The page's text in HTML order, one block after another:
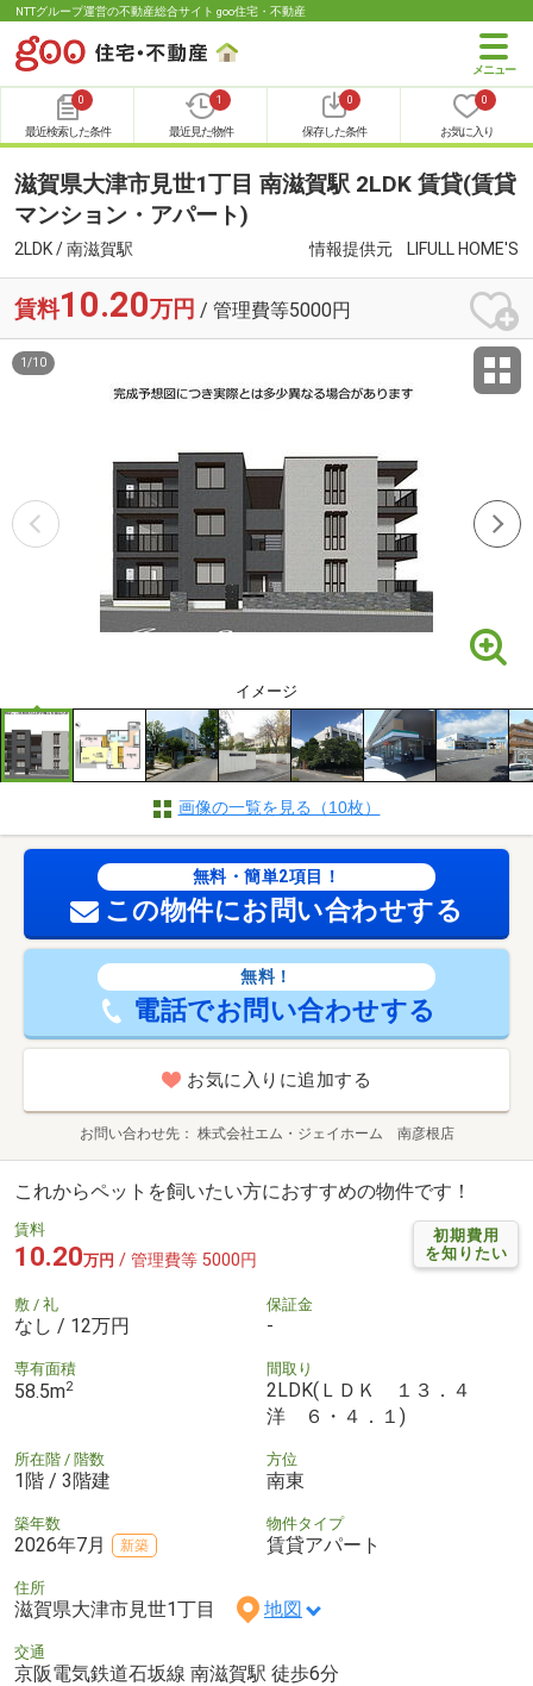
NTTグループ運営の不動産総合サイト goo住宅・不動産
0
最近検索した条件
1
最近見た物件
0
保存した条件
0
お気に入り
滋賀県大津市見世1丁目 南滋賀駅 2LDK 賃貸(賃貸
マンション・アパート)
2LDK / 南滋賀駅 情報提供元 LIFULL HOME'S
賃料10.20万円 / 管理費等5000円
イメージ
1 /10
画像の一覧を見る（10枚）
無料・簡単2項目！
この物件にお問い合わせする
無料！
電話でお問い合わせする
お気に入りに追加する
お問い合わせ先 株式会社エム・ジェイホーム 南彦根店
これからペットを飼いたい方におすすめの物件です！
初期費用
を知りたい
賃料
10.20万円 / 管理費等 5000円
敷 / 礼
なし / 12万円
保証金
-
専有面積
58.5m2
間取り
2LDK(ＬＤＫ １３．４
洋 ６・４．１)
所在階 / 階数
1階 / 3階建
方位
南東
築年数
2026年7月 新築
物件タイプ
賃貸アパート
住所
滋賀県大津市見世1丁目 地図
交通
京阪電気鉄道石坂線 南滋賀駅 徒歩6分